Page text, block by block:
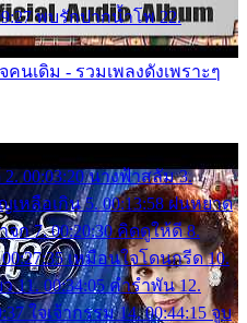
พบรักปากน้ำโพ 22.
เดิม - รวมเพลงดังเพราะๆ
00:03:20 นางฟ้าสลัม 3.
เหลือเกิน 5. 00:13:58 ฝนหยาด
จก 7. 00:20:30 คิดดูให้ดี 8.
เหมือนใจโดนกรีด 10.
11. 00:34:05 คำรำพัน 12.
ใจเจ้ากรรม 14. 00:44:15 จูบ